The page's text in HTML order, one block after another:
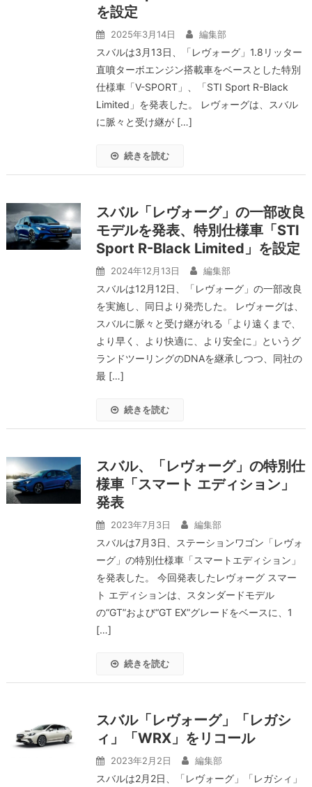
を設定
2025年3月14日 編集部
スバルは3月13日、「レヴォーグ」1.8リッター
直噴ターボエンジン搭載車をベースとした特別
仕様車「V-SPORT」、「STI Sport R-Black
Limited」を発表した。 レヴォーグは、スバル
に脈々と受け継が […]
続きを読む
スバル「レヴォーグ」の一部改良
モデルを発表、特別仕様車「STI
Sport R-Black Limited」を設定
2024年12月13日 編集部
スバルは12月12日、「レヴォーグ」の一部改良
を実施し、同日より発売した。 レヴォーグは、
スバルに脈々と受け継がれる「より遠くまで、
より早く、より快適に、より安全に」というグ
ランドツーリングのDNAを継承しつつ、同社の
最 […]
続きを読む
スバル、「レヴォーグ」の特別仕
様車「スマート エディション」
発表
2023年7月3日 編集部
スバルは7月3日、ステーションワゴン「レヴォ
ーグ」の特別仕様車「スマートエディション」
を発表した。 今回発表したレヴォーグ スマー
ト エディションは、スタンダードモデル
の“GT”および“GT EX”グレードをベースに、1
[…]
続きを読む
スバル「レヴォーグ」「レガシ
ィ」「WRX」をリコール
2023年2月2日 編集部
スバルは2月2日、「レヴォーグ」「レガシィ」